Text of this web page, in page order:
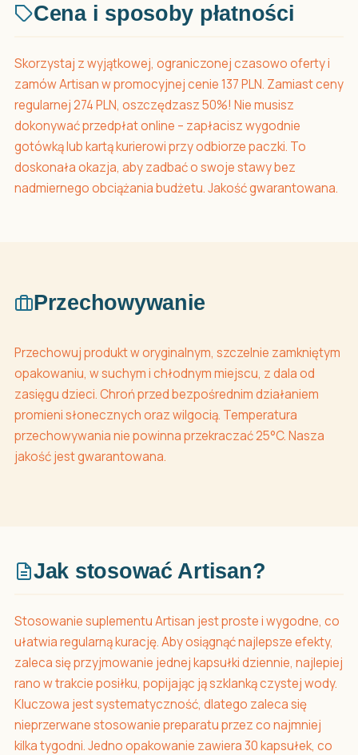
Cena i sposoby płatności
Skorzystaj z wyjątkowej, ograniczonej czasowo oferty i
zamów Artisan w promocyjnej cenie 137 PLN. Zamiast ceny
regularnej 274 PLN, oszczędzasz 50%! Nie musisz
dokonywać przedpłat online – zapłacisz wygodnie
gotówką lub kartą kurierowi przy odbiorze paczki. To
doskonała okazja, aby zadbać o swoje stawy bez
nadmiernego obciążania budżetu. Jakość gwarantowana.
Przechowywanie
Przechowuj produkt w oryginalnym, szczelnie zamkniętym
opakowaniu, w suchym i chłodnym miejscu, z dala od
zasięgu dzieci. Chroń przed bezpośrednim działaniem
promieni słonecznych oraz wilgocią. Temperatura
przechowywania nie powinna przekraczać 25°C. Nasza
jakość jest gwarantowana.
Jak stosować Artisan?
Stosowanie suplementu Artisan jest proste i wygodne, co
ułatwia regularną kurację. Aby osiągnąć najlepsze efekty,
zaleca się przyjmowanie jednej kapsułki dziennie, najlepiej
rano w trakcie posiłku, popijając ją szklanką czystej wody.
Kluczowa jest systematyczność, dlatego zaleca się
nieprzerwane stosowanie preparatu przez co najmniej
kilka tygodni. Jedno opakowanie zawiera 30 kapsułek, co